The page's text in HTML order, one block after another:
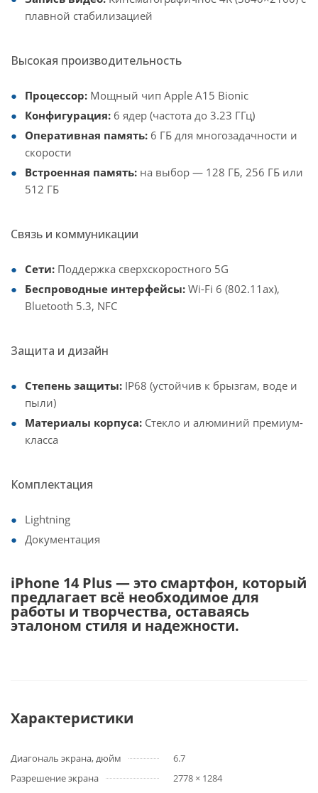
плавной стабилизацией
Высокая производительность
Процессор: Мощный чип Apple A15 Bionic
Конфигурация: 6 ядер (частота до 3.23 ГГц)
Оперативная память: 6 ГБ для многозадачности и
скорости
Встроенная память: на выбор — 128 ГБ, 256 ГБ или
512 ГБ
Связь и коммуникации
Сети: Поддержка сверхскоростного 5G
Беспроводные интерфейсы: Wi-Fi 6 (802.11ax),
Bluetooth 5.3, NFC
Защита и дизайн
Степень защиты: IP68 (устойчив к брызгам, воде и
пыли)
Материалы корпуса: Стекло и алюминий премиум-
класса
Комплектация
Lightning
Документация
iPhone 14 Plus — это смартфон, который
предлагает всё необходимое для
работы и творчества, оставаясь
эталоном стиля и надежности.
Характеристики
Диагональ экрана, дюйм
6.7
Разрешение экрана
2778 × 1284